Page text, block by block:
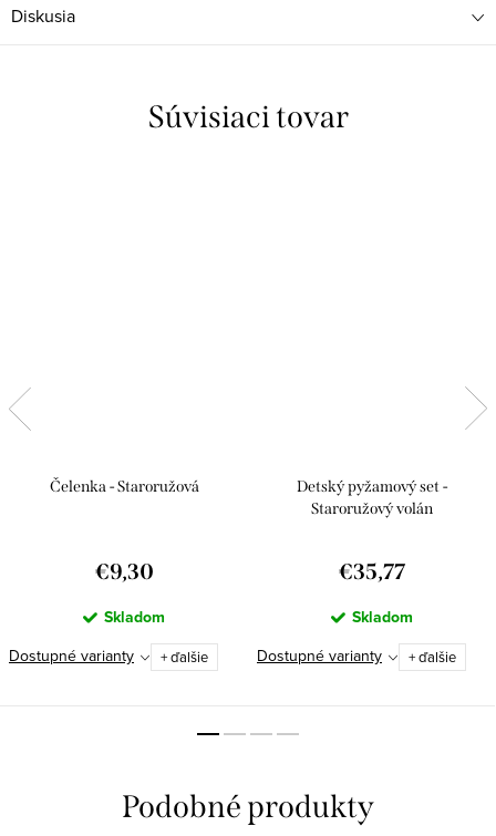
Diskusia
Súvisiaci tovar
Čelenka - Staroružová
€9,30
Skladom
Dostupné varianty + ďalšie
Detský pyžamový set -
Staroružový volán
€35,77
Skladom
Dostupné varianty + ďalšie